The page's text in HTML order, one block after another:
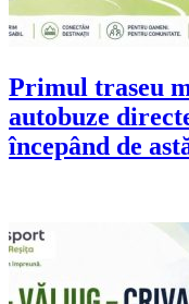
Primul traseu
autobuze
începând de